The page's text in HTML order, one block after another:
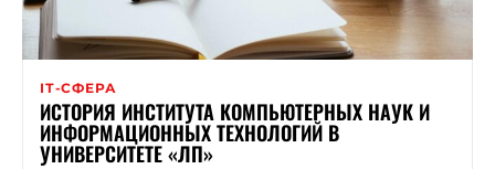
ІТ-СФЕРА
ИСТОРИЯ ИНСТИТУТА КОМПЬЮТЕРНЫХ НАУК И
ИНФОРМАЦИОННЫХ ТЕХНОЛОГИЙ В
УНИВЕРСИТЕТЕ «ЛП»